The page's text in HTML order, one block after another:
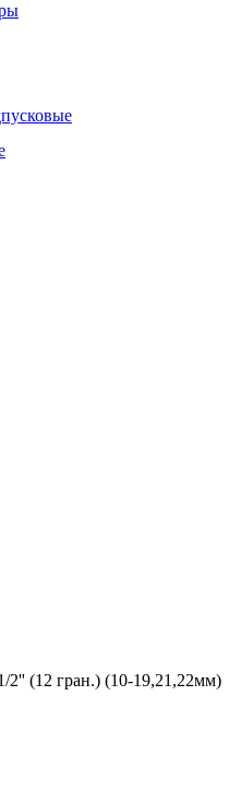
2'' (12 гран.) (10-19,21,22мм)